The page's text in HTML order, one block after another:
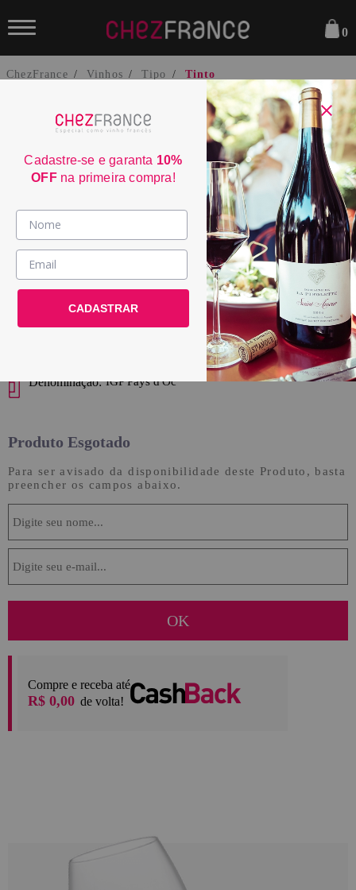
Vinhos >
País / Região >
Le Club >
0
ChezFrance Vinhos Tipo Tinto
Calmel & Joseph Villa Blanche Malbec
2024
2333
França
Denominação: IGP Pays d'Oc
Produto Esgotado
Para ser avisado da disponibilidade deste Produto, basta
preencher os campos abaixo.
Compre e receba até
R$ 0,00 de volta!
Cadastre-se e garanta 10%
OFFna primeira compra!
CADASTRAR